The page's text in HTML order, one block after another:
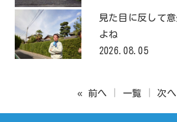
見た目に反して
よね
2026.08.05
« 前へ 一覧 次